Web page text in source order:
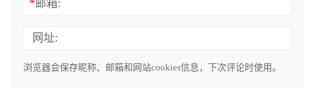
*邮箱:
网址:
浏览器会保存昵称、邮箱和网站cookies信息，下次评论时使用。